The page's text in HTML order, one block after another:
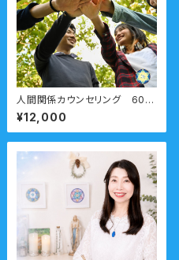
人間関係カウンセリング 60
分 ー職場・友人・仲間・ママ友
もやもやをすっきりとー
¥12,000